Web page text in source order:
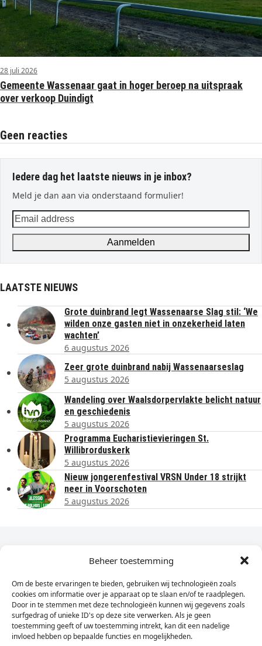
Beheer toestemming
Om de beste ervaringen te bieden, gebruiken wij technologieën zoals
cookies om informatie over je apparaat op te slaan en/of te raadplegen.
Door in te stemmen met deze technologieën kunnen wij gegevens zoals
surfgedrag of unieke ID's op deze site verwerken. Als je geen
toestemming geeft of uw toestemming intrekt, kan dit een nadelige
invloed hebben op bepaalde functies en mogelijkheden.
28 juli 2026
Gemeente Wassenaar gaat in hoger beroep na uitspraak
over verkoop Duindigt
Geen reacties
Iedere dag het laatste nieuws in je inbox?
Meld je dan aan via onderstaand formulier!
Email
address
Aanmelden
LAATSTE NIEUWS
Grote duinbrand legt Wassenaarse Slag stil: ‘We
wilden onze gasten niet in onzekerheid laten
wachten’
6 augustus 2026
Zeer grote duinbrand nabij Wassenaarseslag
5 augustus 2026
Wandeling over Waalsdorpervlakte belicht natuur
en geschiedenis
5 augustus 2026
Programma Eucharistievieringen St.
Willibrorduskerk
5 augustus 2026
Nieuw jongerenfestival VRSN Under 18 strijkt
neer in Voorschoten
5 augustus 2026
Dagelijks het laatste nieuws in je e-mail?
Vul
hier
je
e-
mailadres
Sign Up